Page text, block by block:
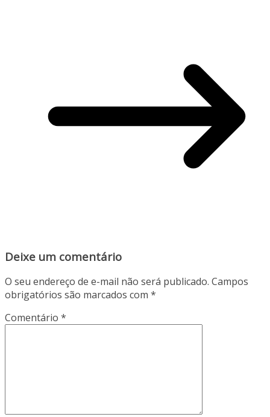
Deixe um comentário
O seu endereço de e-mail não será publicado. Campos
obrigatórios são marcados com *
Comentário *